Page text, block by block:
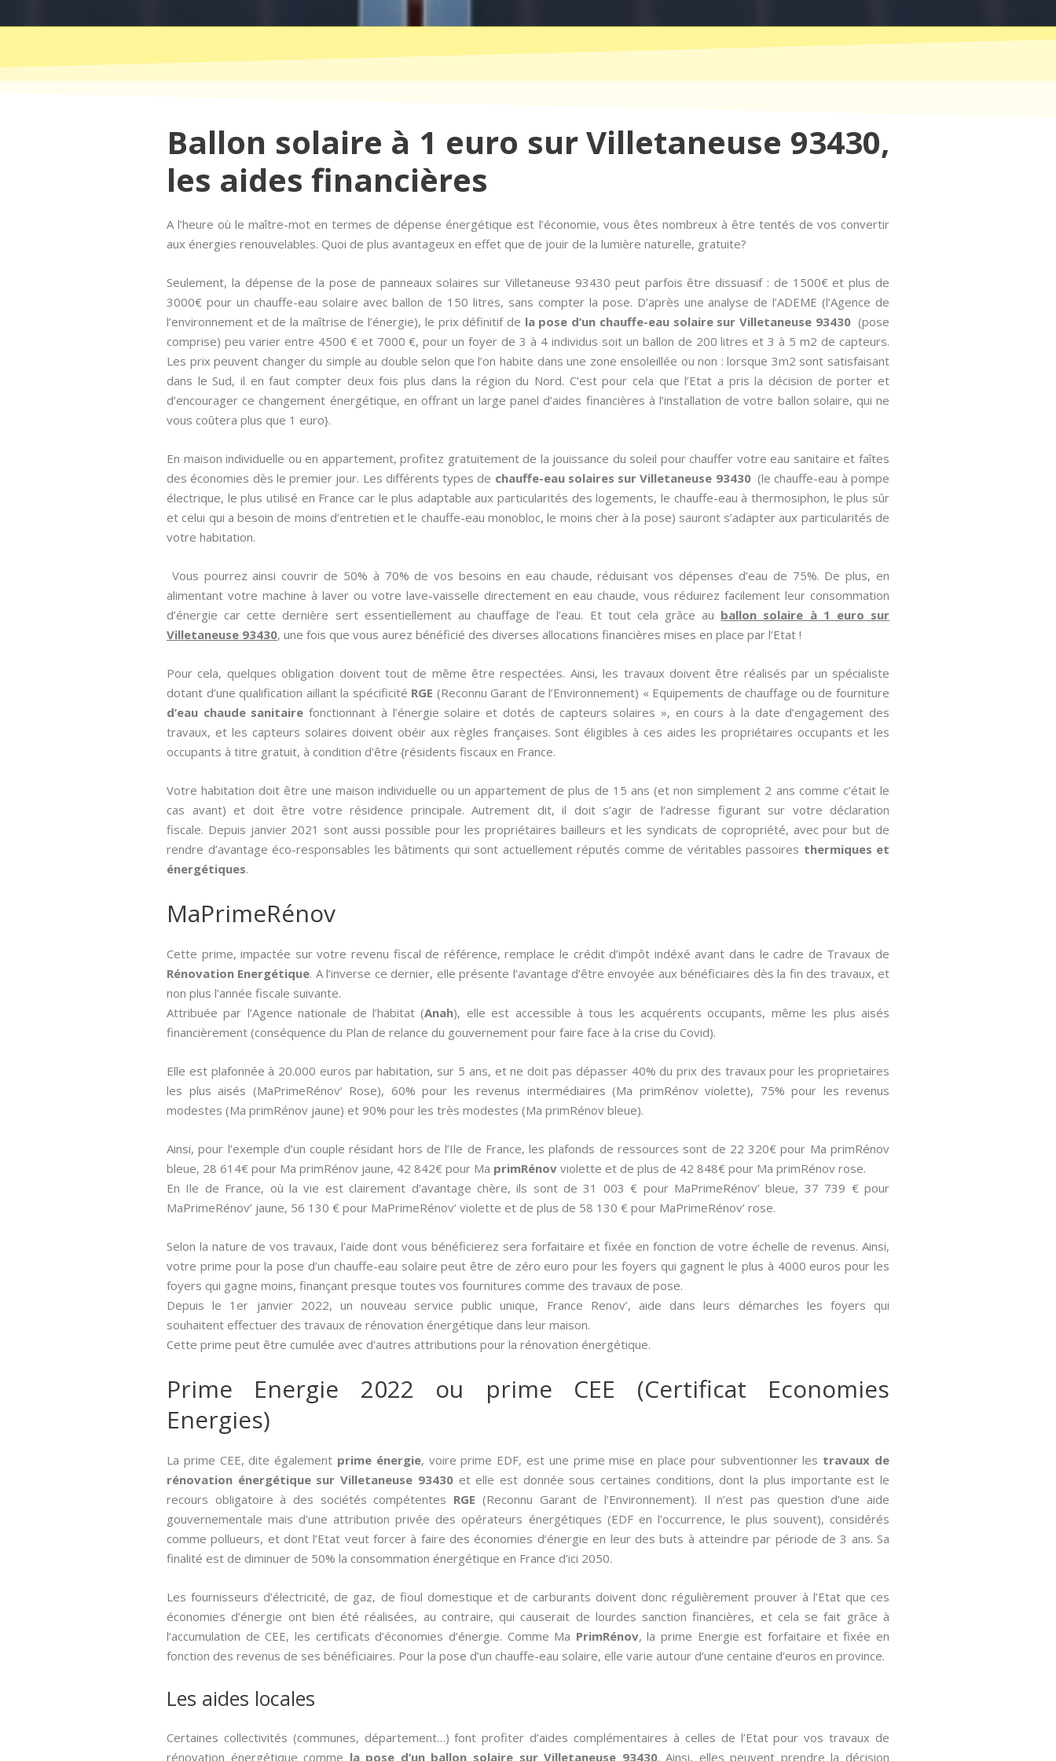
Ballon solaire à 1 euro sur Villetaneuse 93430,
les aides financières
A l’heure où le maître-mot en termes de dépense énergétique est l’économie, vous êtes nombreux à être tentés de vos convertir
aux énergies renouvelables. Quoi de plus avantageux en effet que de jouir de la lumière naturelle, gratuite?
Seulement, la dépense de la pose de panneaux solaires sur Villetaneuse 93430 peut parfois être dissuasif : de 1500€ et plus de
3000€ pour un chauffe-eau solaire avec ballon de 150 litres, sans compter la pose. D’après une analyse de l’ADEME (l’Agence de
l’environnement et de la maîtrise de l’énergie), le prix définitif de la pose d’un chauffe-eau solaire sur Villetaneuse 93430(pose
comprise) peu varier entre 4500 € et 7000 €, pour un foyer de 3 à 4 individus soit un ballon de 200 litres et 3 à 5 m2 de capteurs.
Les prix peuvent changer du simple au double selon que l’on habite dans une zone ensoleillée ou non : lorsque 3m2 sont satisfaisant
dans le Sud, il en faut compter deux fois plus dans la région du Nord. C’est pour cela que l’Etat a pris la décision de porter et
d’encourager ce changement énergétique, en offrant un large panel d’aides financières à l’installation de votre ballon solaire, qui ne
vous coûtera plus que 1 euro}.
En maison individuelle ou en appartement, profitez gratuitement de la jouissance du soleil pour chauffer votre eau sanitaire et faîtes
des économies dès le premier jour. Les différents types de chauffe-eau solaires sur Villetaneuse 93430(le chauffe-eau à pompe
électrique, le plus utilisé en France car le plus adaptable aux particularités des logements, le chauffe-eau à thermosiphon, le plus sûr
et celui qui a besoin de moins d’entretien et le chauffe-eau monobloc, le moins cher à la pose) sauront s’adapter aux particularités de
votre habitation.
Vous pourrez ainsi couvrir de 50% à 70% de vos besoins en eau chaude, réduisant vos dépenses d’eau de 75%. De plus, en
alimentant votre machine à laver ou votre lave-vaisselle directement en eau chaude, vous réduirez facilement leur consommation
d’énergie car cette dernière sert essentiellement au chauffage de l’eau. Et tout cela grâce au ballon solaire à 1 euro sur
Villetaneuse 93430, une fois que vous aurez bénéficié des diverses allocations financières mises en place par l’Etat !
Pour cela, quelques obligation doivent tout de même être respectées. Ainsi, les travaux doivent être réalisés par un spécialiste
dotant d’une qualification aillant la spécificité RGE (Reconnu Garant de l’Environnement) « Equipements de chauffage ou de fourniture
d’eau chaude sanitaire fonctionnant à l’énergie solaire et dotés de capteurs solaires », en cours à la date d’engagement des
travaux, et les capteurs solaires doivent obéir aux règles françaises. Sont éligibles à ces aides les propriétaires occupants et les
occupants à titre gratuit, à condition d’être {résidents fiscaux en France.
Votre habitation doit être une maison individuelle ou un appartement de plus de 15 ans (et non simplement 2 ans comme c’était le
cas avant) et doit être votre résidence principale. Autrement dit, il doit s’agir de l’adresse figurant sur votre déclaration
fiscale. Depuis janvier 2021 sont aussi possible pour les propriétaires bailleurs et les syndicats de copropriété, avec pour but de
rendre d’avantage éco-responsables les bâtiments qui sont actuellement réputés comme de véritables passoires thermiques et
énergétiques.
MaPrimeRénov
Cette prime, impactée sur votre revenu fiscal de référence, remplace le crédit d’impôt indéxé avant dans le cadre de Travaux de
Rénovation Energétique. A l’inverse ce dernier, elle présente l’avantage d’être envoyée aux bénéficiaires dès la fin des travaux, et
non plus l’année fiscale suivante.
Attribuée par l’Agence nationale de l’habitat (Anah), elle est accessible à tous les acquérents occupants, même les plus aisés
financièrement (conséquence du Plan de relance du gouvernement pour faire face à la crise du Covid).
Elle est plafonnée à 20.000 euros par habitation, sur 5 ans, et ne doit pas dépasser 40% du prix des travaux pour les proprietaires
les plus aisés (MaPrimeRénov’ Rose), 60% pour les revenus intermédiaires (Ma primRénov violette), 75% pour les revenus
modestes (Ma primRénov jaune) et 90% pour les très modestes (Ma primRénov bleue).
Ainsi, pour l’exemple d’un couple résidant hors de l’Ile de France, les plafonds de ressources sont de 22 320€ pour Ma primRénov
bleue, 28 614€ pour Ma primRénov jaune, 42 842€ pour Ma primRénov violette et de plus de 42 848€ pour Ma primRénov rose.
En Ile de France, où la vie est clairement d’avantage chère, ils sont de 31 003 € pour MaPrimeRénov’ bleue, 37 739 € pour
MaPrimeRénov’ jaune, 56 130 € pour MaPrimeRénov’ violette et de plus de 58 130 € pour MaPrimeRénov’ rose.
Selon la nature de vos travaux, l’aide dont vous bénéficierez sera forfaitaire et fixée en fonction de votre échelle de revenus. Ainsi,
votre prime pour la pose d’un chauffe-eau solaire peut être de zéro euro pour les foyers qui gagnent le plus à 4000 euros pour les
foyers qui gagne moins, finançant presque toutes vos fournitures comme des travaux de pose.
Depuis le 1er janvier 2022, un nouveau service public unique, France Renov’, aide dans leurs démarches les foyers qui
souhaitent effectuer des travaux de rénovation énergétique dans leur maison.
Cette prime peut être cumulée avec d’autres attributions pour la rénovation énergétique.
Prime Energie 2022 ou prime CEE (Certificat Economies
Energies)
La prime CEE, dite également prime énergie, voire prime EDF, est une prime mise en place pour subventionner les travaux de
rénovation énergétique sur Villetaneuse 93430et elle est donnée sous certaines conditions, dont la plus importante est le
recours obligatoire à des sociétés compétentes RGE (Reconnu Garant de l’Environnement). Il n’est pas question d’une aide
gouvernementale mais d’une attribution privée des opérateurs énergétiques (EDF en l’occurrence, le plus souvent), considérés
comme pollueurs, et dont l’Etat veut forcer à faire des économies d’énergie en leur des buts à atteindre par période de 3 ans. Sa
finalité est de diminuer de 50% la consommation énergétique en France d’ici 2050.
Les fournisseurs d’électricité, de gaz, de fioul domestique et de carburants doivent donc régulièrement prouver à l’Etat que ces
économies d’énergie ont bien été réalisées, au contraire, qui causerait de lourdes sanction financières, et cela se fait grâce à
l’accumulation de CEE, les certificats d’économies d’énergie. Comme Ma PrimRénov, la prime Energie est forfaitaire et fixée en
fonction des revenus de ses bénéficiaires. Pour la pose d’un chauffe-eau solaire, elle varie autour d’une centaine d’euros en province.
Les aides locales
Certaines collectivités (communes, département…) font profiter d’aides complémentaires à celles de l’Etat pour vos travaux de
rénovation énergétique comme la pose d’un ballon solaire sur Villetaneuse 93430. Ainsi, elles peuvent prendre la décision